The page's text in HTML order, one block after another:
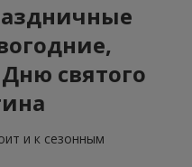
святого
и к сезонным